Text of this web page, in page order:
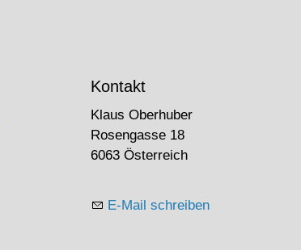
Kontakt
Klaus Oberhuber
Rosengasse 18
6063 Österreich
E-Mail schreiben